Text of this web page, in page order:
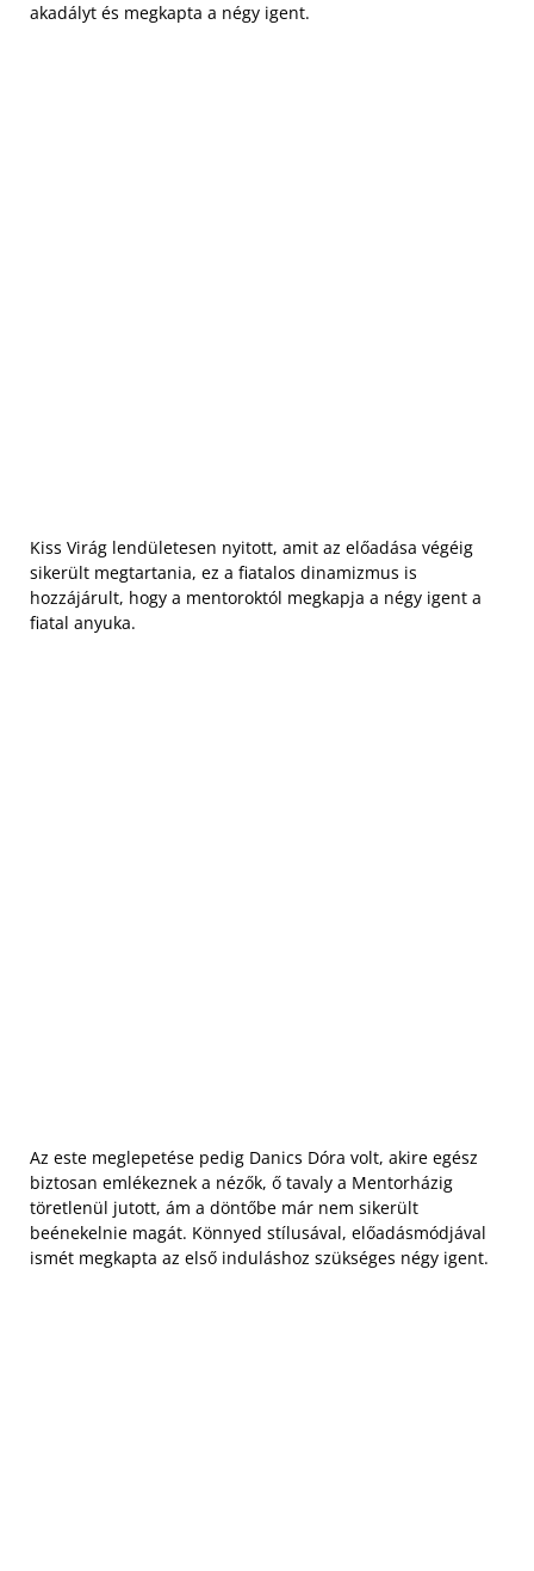
akadályt és megkapta a négy igent.
Kiss Virág lendületesen nyitott, amit az előadása végéig
sikerült megtartania, ez a fiatalos dinamizmus is
hozzájárult, hogy a mentoroktól megkapja a négy igent a
fiatal anyuka.
Az este meglepetése pedig Danics Dóra volt, akire egész
biztosan emlékeznek a nézők, ő tavaly a Mentorházig
töretlenül jutott, ám a döntőbe már nem sikerült
beénekelnie magát. Könnyed stílusával, előadásmódjával
ismét megkapta az első induláshoz szükséges négy igent.